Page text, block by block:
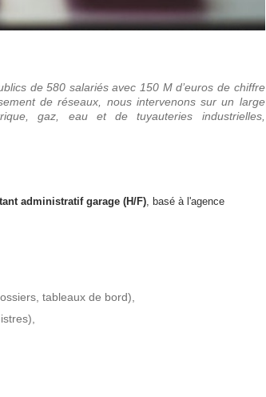
de 580 salariés avec 150 M d’euros de chiffre
de réseaux, nous intervenons sur un large
gaz, eau et de tuyauteries industrielles,
administratif garage (H/F), basé à l'agence
tableaux de bord),